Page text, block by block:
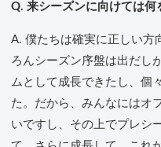
Q. 来シーズンに向けては何
A. 僕たちは確実に正しい方
ろんシーズン序盤は出だし
ムとして成長できたし、個
た。だから、みんなにはオ
いですし、その上でプレシ